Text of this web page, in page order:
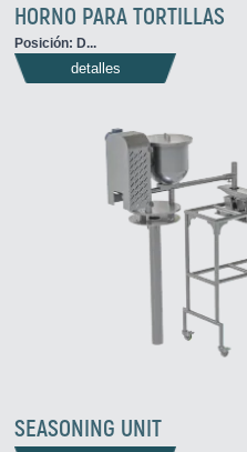
HORNO PARA TORTILLAS
Posición: D...
detalles
SEASONING UNIT